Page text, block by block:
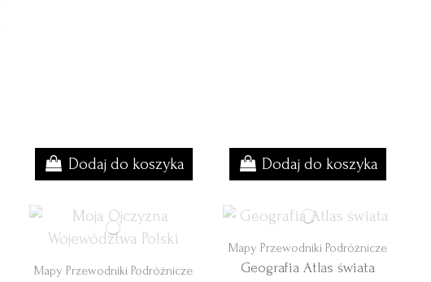
Dodaj do koszyka Dodaj do koszyka
Mapy Przewodniki Podróżnicze
Mapy Przewodniki Podróżnicze
Geografia Atlas świata